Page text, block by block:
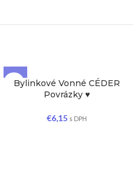
Bylinkové Vonné CÉDER
Povrázky ♥
€6,15 s DPH